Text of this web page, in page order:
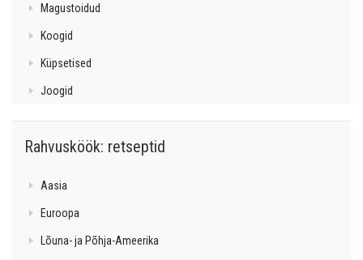
Magustoidud
Koogid
Küpsetised
Joogid
Rahvusköök: retseptid
Aasia
Euroopa
Lõuna- ja Põhja-Ameerika